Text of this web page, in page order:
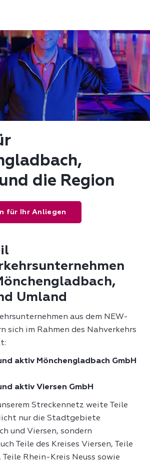
die Region
für Ihr Anliegen
Umland
aus dem NEW-
sich im Rahmen des Nahverkehrs
aktiv Mönchengladbach GmbH
aktiv Viersen GmbH
Streckennetz weite Teile
nur die Stadtgebiete
und Viersen, sondern
Teile des Kreises Viersen, Teile
Rhein-Kreis Neuss sowie